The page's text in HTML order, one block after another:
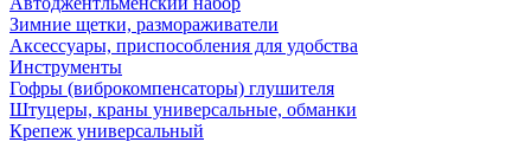
Зимние щетки, размораживатели
Аксессуары, приспособления для удобства
Инструменты
Гофры (виброкомпенсаторы) глушителя
Штуцеры, краны универсальные, обманки
Крепеж универсальный